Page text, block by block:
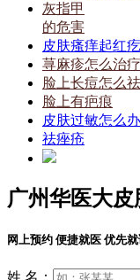
灰指甲
的危害
皮肤瘙痒起红
荨麻疹怎么治
脸上长痘怎么
脸上有疤痕
皮肤过敏怎么办
祛痤疮
广州华医大皮
网上预约 便捷就医 优先
姓 名：